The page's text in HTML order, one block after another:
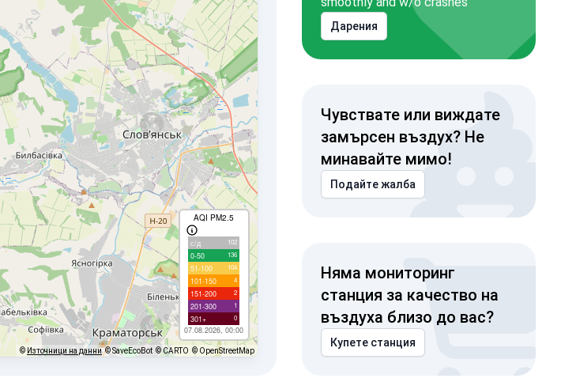
AQI PM2.5
с/д 102
0-50 136
51-100 104
101-150 4
151-200 2
201-300 1
301+ 0
07.08.2026, 00:00
© Източници на данни © SaveEcoBot © CARTO © OpenStreetMap
Дарения
Чувствате или виждате
замърсен въздух? Не
минавайте мимо!
Подайте жалба
Няма мониторинг
станция за качество на
въздуха близо до вас?
Купете станция